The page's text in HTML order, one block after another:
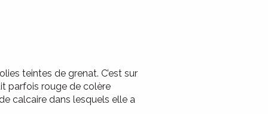
teintes de grenat. C’est sur
parfois rouge de colère
calcaire dans lesquels elle a